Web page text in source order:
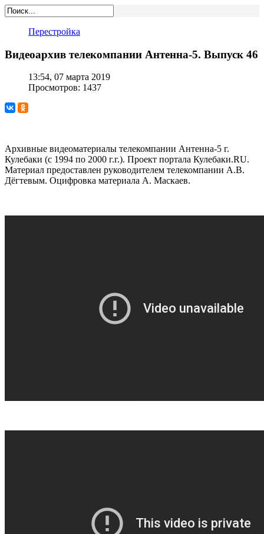
Перестройка
Видеоархив телекомпании Антенна-5. Выпуск 46
13:54, 07 марта 2019
Просмотров: 1437
Архивные видеоматериалы телекомпании Антенна-5 г.
Кулебаки (с 1994 по 2000 г.г.). Проект портала Кулебаки.RU.
Материал предоставлен руководителем телекомпании А.В.
Дёгтевым. Оцифровка материала А. Маскаев.